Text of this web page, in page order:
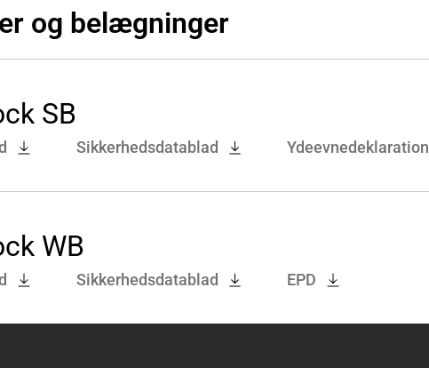
og belægninger
SB
Sikkerhedsdatablad Ydeevnedeklaration
WB
Sikkerhedsdatablad EPD